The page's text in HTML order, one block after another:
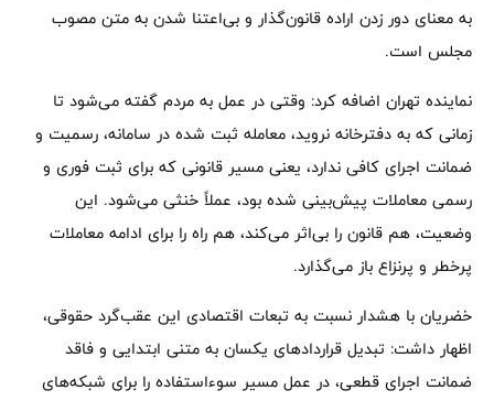
به‌ معنای دور زدن اراده قانون‌گذار و بی‌اعتنا شدن به متن مصوب
مجلس است.
نماینده تهران اضافه کرد: وقتی در عمل به مردم گفته می‌شود تا
زمانی که به دفترخانه نروید، معامله ثبت‌ شده در سامانه، رسمیت و
ضمانت اجرای کافی ندارد، یعنی مسیر قانونی که برای ثبت فوری و
رسمی معاملات پیش‌بینی شده بود، عملاً خنثی می‌شود. این
وضعیت، هم قانون را بی‌اثر می‌کند، هم راه را برای ادامه معاملات
پرخطر و پرنزاع باز می‌گذارد.
خضریان با هشدار نسبت به تبعات اقتصادی این عقب‌گرد حقوقی،
اظهار داشت: تبدیل قراردادهای یکسان به متنی ابتدایی و فاقد
ضمانت اجرای قطعی، در عمل مسیر سوءاستفاده را برای شبکه‌های